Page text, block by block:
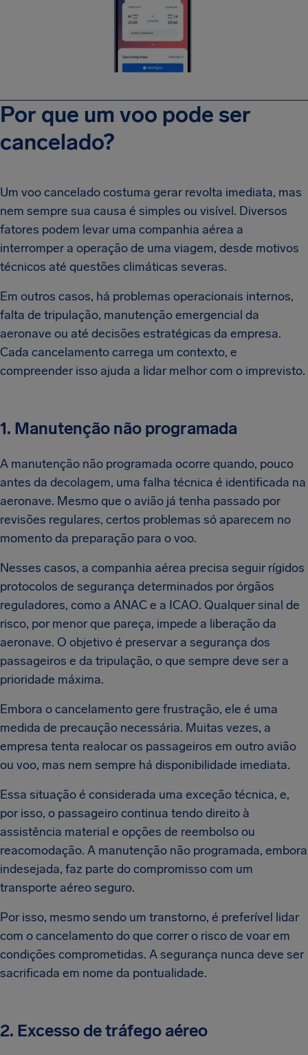
Por que um voo pode ser
cancelado?
Um voo cancelado costuma gerar revolta imediata, mas
nem sempre sua causa é simples ou visível. Diversos
fatores podem levar uma companhia aérea a
interromper a operação de uma viagem, desde motivos
técnicos até questões climáticas severas.
Em outros casos, há problemas operacionais internos,
falta de tripulação, manutenção emergencial da
aeronave ou até decisões estratégicas da empresa.
Cada cancelamento carrega um contexto, e
compreender isso ajuda a lidar melhor com o imprevisto.
1. Manutenção não programada
A manutenção não programada ocorre quando, pouco
antes da decolagem, uma falha técnica é identificada na
aeronave. Mesmo que o avião já tenha passado por
revisões regulares, certos problemas só aparecem no
momento da preparação para o voo.
Nesses casos, a companhia aérea precisa seguir rígidos
protocolos de segurança determinados por órgãos
reguladores, como a ANAC e a ICAO. Qualquer sinal de
risco, por menor que pareça, impede a liberação da
aeronave. O objetivo é preservar a segurança dos
passageiros e da tripulação, o que sempre deve ser a
prioridade máxima.
Embora o cancelamento gere frustração, ele é uma
medida de precaução necessária. Muitas vezes, a
empresa tenta realocar os passageiros em outro avião
ou voo, mas nem sempre há disponibilidade imediata.
Essa situação é considerada uma exceção técnica, e,
por isso, o passageiro continua tendo direito à
assistência material e opções de reembolso ou
reacomodação. A manutenção não programada, embora
indesejada, faz parte do compromisso com um
transporte aéreo seguro.
Por isso, mesmo sendo um transtorno, é preferível lidar
com o cancelamento do que correr o risco de voar em
condições comprometidas. A segurança nunca deve ser
sacrificada em nome da pontualidade.
2. Excesso de tráfego aéreo